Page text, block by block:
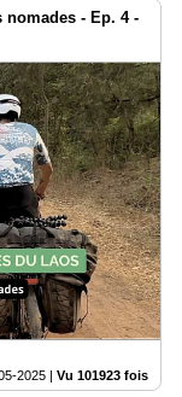
nomades - Ep. 4 -
2025 | Vu 101923 fois